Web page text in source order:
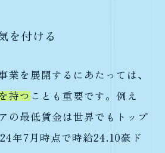
を付ける
業を展開するにあたっては、
持つ ことも重要です。例え
の最低賃金は世界でもトップ
年7月時点で時給24.10豪ド